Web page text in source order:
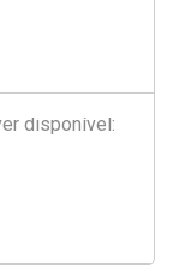
disponível: